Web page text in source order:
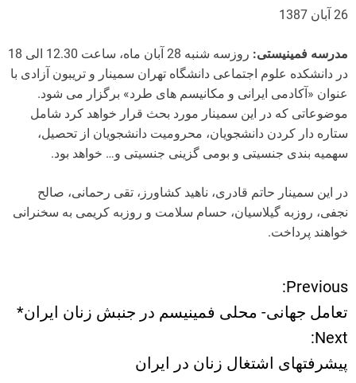
26 آبان 1387
مدرسه فمینیستی:
روزسه شنبه 28 آبان ماه، ساعت 12.30 الی 18
در دانشکده علوم اجتماعی دانشگاه تهران سمینار و تریبون آزادی با
عنوان «آکادمی ایرانی و مکانیسم های طرد» برگزار می شود.
موضوعاتی که در این سمینار مورد بحث قرار خواهد کرد شامل
ستاره دار کردن دانشجویان، محرومیت دانشجویان از تحصیل،
سهمیه بندی جنسیتی و بومی گزینی جنسیتی و… خواهد بود.
در این سمینار حاتم قادری، ناهید کشاورز، تقی رحمانی، صالح
نجفی، روزبه گیلاسیان، حسام سلامت و روزبه کریمی به سخنرانی
خواهند پرداخت.
ر
ا
ه
Previous:
تعامل جهانی- محلی فمینیسم در جنبش زنان ایران*
Next:
پیشرفتهای اشتغال زنان در ایران